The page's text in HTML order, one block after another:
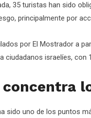
35 turistas han sido
principalmente por
por El Mostrador a
ciudadanos israelíes, con
sido uno de los puntos